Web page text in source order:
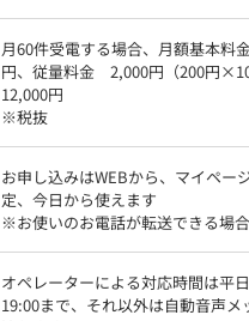
月60件受電する場合、月額基本料
円、従量料金　2,000円（200円
12,000円
お申し込みはWEBから、マイペー
定、今日から使えます
オペレーターによる対応時間は平
19:00まで、それ以外は自動音声メ